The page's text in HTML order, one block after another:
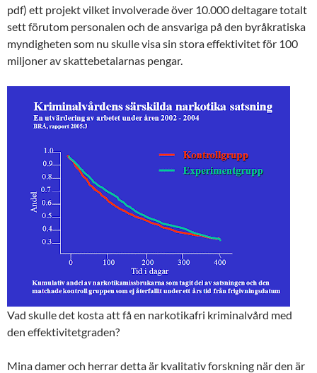
pdf) ett projekt vilket involverade över 10.000 deltagare totalt
sett förutom personalen och de ansvariga på den byråkratiska
myndigheten som nu skulle visa sin stora effektivitet för 100
miljoner av skattebetalarnas pengar.
Vad skulle det kosta att få en narkotikafri kriminalvård med
den effektivitetgraden?
Mina damer och herrar detta är kvalitativ forskning när den är